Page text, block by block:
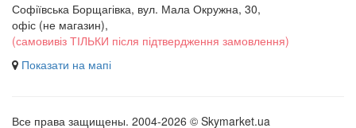
Софіївська Борщагівка, вул. Мала Окружна, 30,
офіс (не магазин),
(самовивіз ТІЛЬКИ після підтвердження замовлення)
Показати на мапі
Все права защищены. 2004-2026 © Skymarket.ua